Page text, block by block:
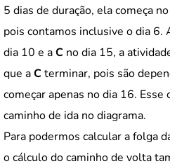
5 dias de duração, ela começa
pois contamos inclusive o dia 6.
dia 10 e aC no dia 15, a
que aCterminar, pois são
começar apenas no dia 16.
caminho de ida no diagrama.
Para podermos calcular a folga
o cálculo do caminho de volta